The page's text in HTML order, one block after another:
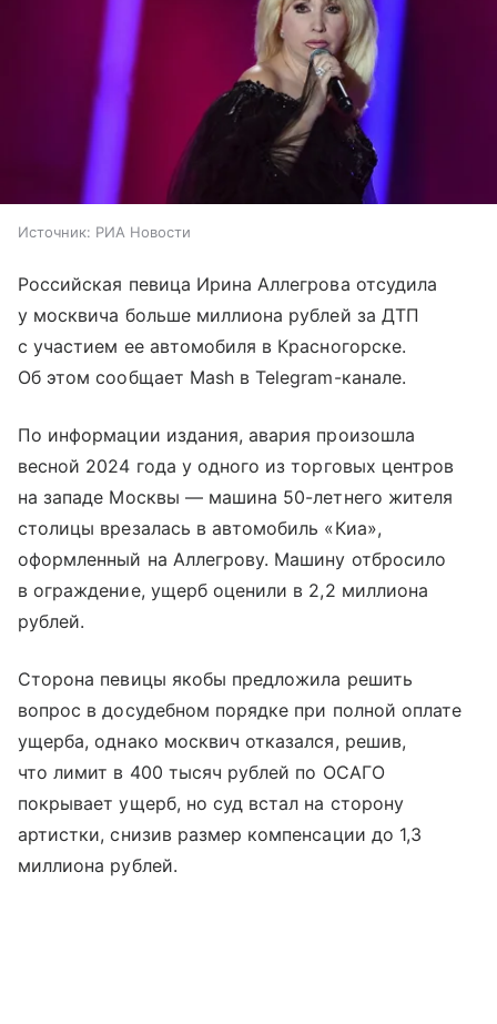
Источник: РИА Новости
Российская певица Ирина Аллегрова отсудила
у москвича больше миллиона рублей за ДТП
с участием ее автомобиля в Красногорске.
Об этом сообщает Mash в Telegram-канале.
По информации издания, авария произошла
весной 2024 года у одного из торговых центров
на западе Москвы — машина 50-летнего жителя
столицы врезалась в автомобиль «Киа»,
оформленный на Аллегрову. Машину отбросило
в ограждение, ущерб оценили в 2,2 миллиона
рублей.
Сторона певицы якобы предложила решить
вопрос в досудебном порядке при полной оплате
ущерба, однако москвич отказался, решив,
что лимит в 400 тысяч рублей по ОСАГО
покрывает ущерб, но суд встал на сторону
артистки, снизив размер компенсации до 1,3
миллиона рублей.